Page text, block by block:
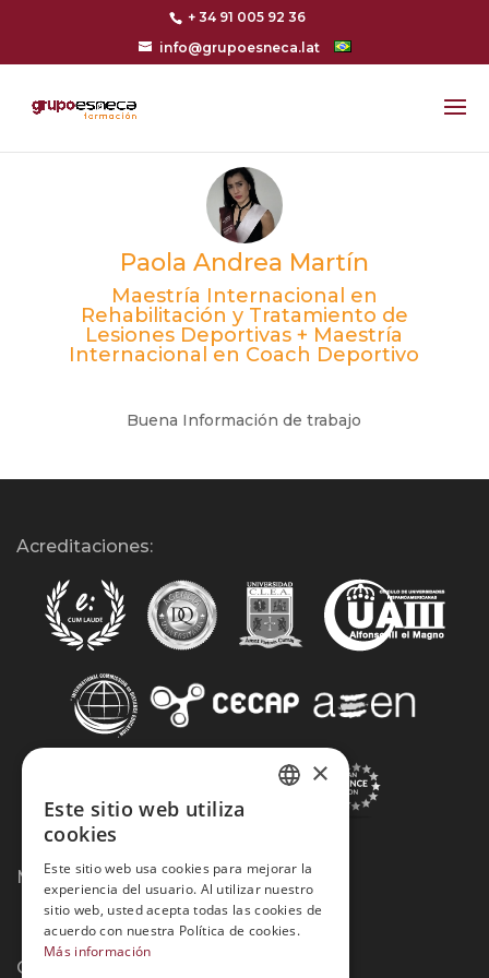
+ 34 91 005 92 36
info@grupoesneca.lat
Paola Andrea Martín
Maestría Internacional en
Rehabilitación y Tratamiento de
Lesiones Deportivas + Maestría
Internacional en Coach Deportivo
Buena Información de trabajo
Acreditaciones:
Métodos de Pago:
Contacto:
×
Este sitio web utiliza
cookies
Este sitio web usa cookies para mejorar la
experiencia del usuario. Al utilizar nuestro
sitio web, usted acepta todas las cookies de
acuerdo con nuestra Política de cookies.
Más información